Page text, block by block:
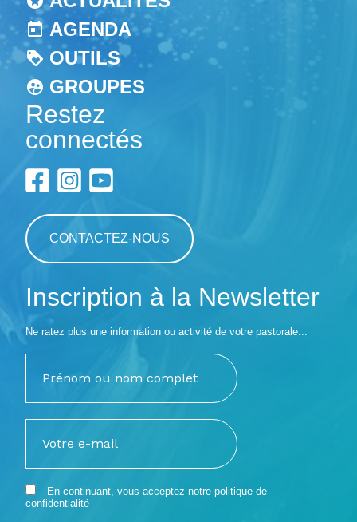
AGENDA
OUTILS
GROUPES
Restez
connectés
CONTACTEZ-NOUS
Inscription à la Newsletter
Ne ratez plus une information ou activité de votre pastorale...
En continuant, vous acceptez notre politique de
confidentialité